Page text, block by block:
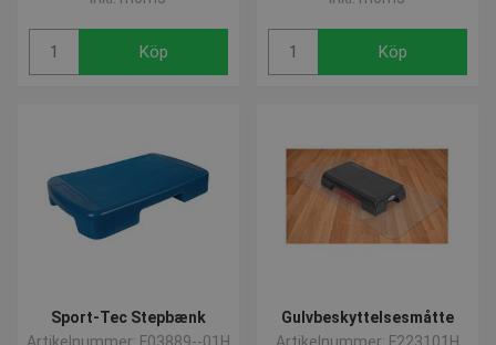
+457550 6011 eller skriv en e-mail på
Köp Köp
Sport-Tec Stepbænk
Artikelnummer: F03889--01H
Gulvbeskyttelsesmåtte
Artikelnummer: F223101H